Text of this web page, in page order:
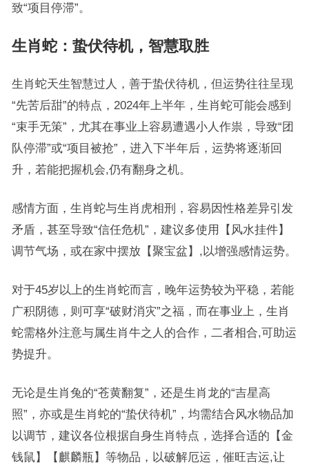
致“项目停滞”。
生肖蛇：蛰伏待机，智慧取胜
生肖蛇天生智慧过人，善于蛰伏待机，但运势往往呈现
“先苦后甜”的特点，2024年上半年，生肖蛇可能会感到
“束手无策”，尤其在事业上容易遭遇小人作祟，导致“团
队停滞”或“项目被抢”，进入下半年后，运势将逐渐回
升，若能把握机会,仍有翻身之机。
感情方面，生肖蛇与生肖虎相刑，容易因性格差异引发
矛盾，甚至导致“信任危机”，建议多使用【风水挂件】
调节气场，或在家中摆放【聚宝盆】,以增强感情运势。
对于45岁以上的生肖蛇而言，晚年运势较为平稳，若能
广积阴德，则可享“破财消灾”之福，而在事业上，生肖
蛇需格外注意与属生肖牛之人的合作，二者相合,可助运
势提升。
无论是生肖兔的“苍黄翻复”，还是生肖龙的“吉星高
照”，亦或是生肖蛇的“蛰伏待机”，均需结合风水物品加
以调节，建议各位根据自身生肖特点，选择合适的【金
钱鼠】【麒麟瓶】等物品，以破解厄运，催旺吉运,让